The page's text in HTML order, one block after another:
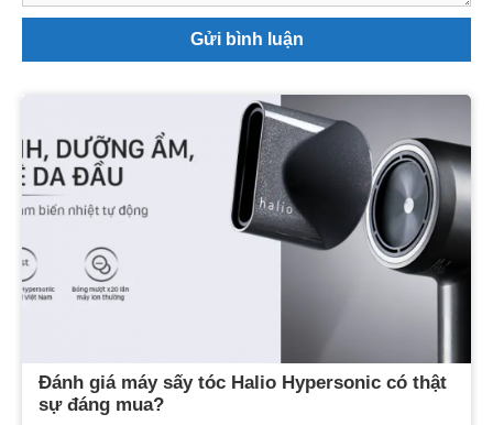
Đánh giá máy sấy tóc Halio Hypersonic có thật
sự đáng mua?